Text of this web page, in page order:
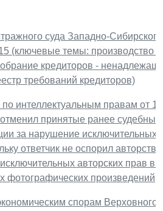
суда Западно-
(ключевые темы: производство
кредиторов -
требований кредиторов)
интеллектуальным правам от
принятые ранее
за нарушение исключительных
ответчик не оспорил
авторских прав в
фотографических произведений
спорам Верховного